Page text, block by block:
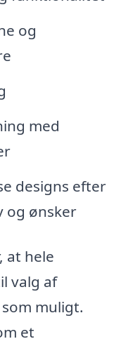
og
med
designs efter
og ønsker
at hele
valg af
muligt.
et